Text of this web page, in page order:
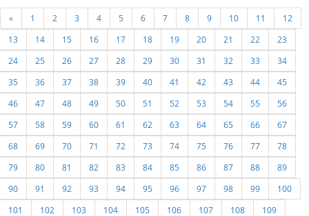
« 1 2 3 4 5 6 7 8 9 10 11
12
13
14 15 16 17 18 19 20 21 22
23
24
25 26 27 28 29 30 31 32 33
34
35
36 37 38 39 40 41 42 43 44
45
46
47 48 49 50 51 52 53 54 55
56
57
58 59 60 61 62 63 64 65 66
67
68
69 70 71 72 73 74 75 76 77
78
79
80 81 82 83 84 85 86 87 88
89
90
91 92 93 94 95 96 97 98 99
100
101
102 103 104 105 106 107 108
109